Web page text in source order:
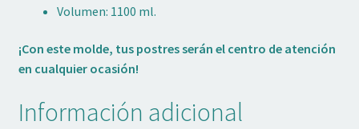
Volumen: 1100 ml.
¡Con este molde, tus postres serán el centro de atención
en cualquier ocasión!
Información adicional